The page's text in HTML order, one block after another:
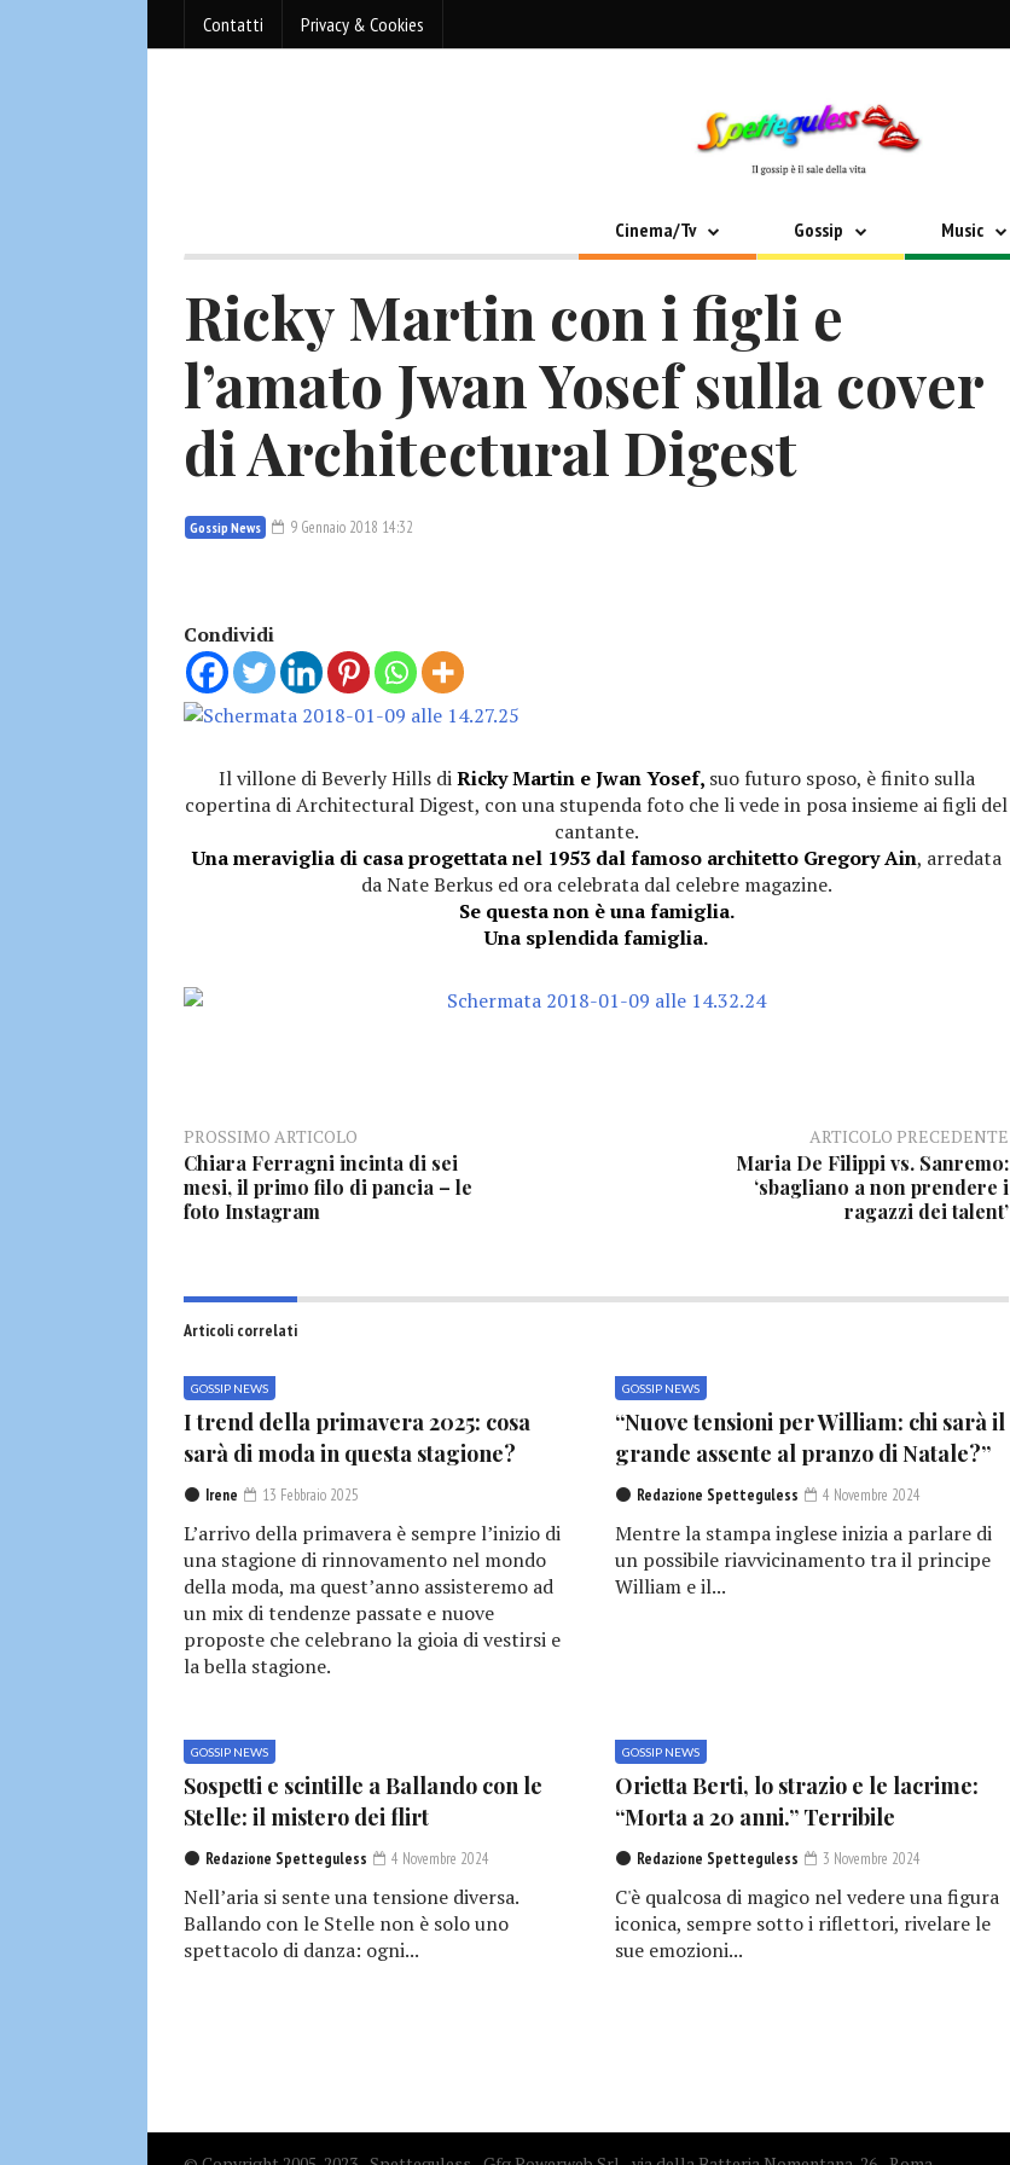
Contatti Privacy & Cookies
Cinema/Tv Gossip Music
Ricky Martin con i figli e
l’amato Jwan Yosef sulla cover
di Architectural Digest
Gossip News 9 Gennaio 2018 14:32
Condividi
Il villone di Beverly Hills diRicky Martin e Jwan Yosef, suo futuro sposo, è finito sulla
copertina di Architectural Digest, con una stupenda foto che li vede in posa insieme ai figli del
cantante.
Una meraviglia di casa progettata nel 1953 dal famoso architetto Gregory Ain, arredata
da Nate Berkus ed ora celebrata dal celebre magazine.
Se questa non è una famiglia.
Una splendida famiglia.
PROSSIMO ARTICOLO
Chiara Ferragni incinta di sei
mesi, il primo filo di pancia – le
foto Instagram
ARTICOLO PRECEDENTE
Maria De Filippi vs. Sanremo:
‘sbagliano a non prendere i
ragazzi dei talent’
Articoli correlati
GOSSIP NEWS
I trend della primavera 2025: cosa
sarà di moda in questa stagione?
Irene 13 Febbraio 2025
L’arrivo della primavera è sempre l’inizio di
una stagione di rinnovamento nel mondo
della moda, ma quest’anno assisteremo ad
un mix di tendenze passate e nuove
proposte che celebrano la gioia di vestirsi e
la bella stagione.
GOSSIP NEWS
“Nuove tensioni per William: chi sarà il
grande assente al pranzo di Natale?”
Redazione Spetteguless 4 Novembre 2024
Mentre la stampa inglese inizia a parlare di
un possibile riavvicinamento tra il principe
William e il...
GOSSIP NEWS
Sospetti e scintille a Ballando con le
Stelle: il mistero dei flirt
Redazione Spetteguless 4 Novembre 2024
Nell’aria si sente una tensione diversa.
Ballando con le Stelle non è solo uno
spettacolo di danza: ogni...
GOSSIP NEWS
Orietta Berti, lo strazio e le lacrime:
“Morta a 20 anni.” Terribile
Redazione Spetteguless 3 Novembre 2024
C'è qualcosa di magico nel vedere una figura
iconica, sempre sotto i riflettori, rivelare le
sue emozioni...